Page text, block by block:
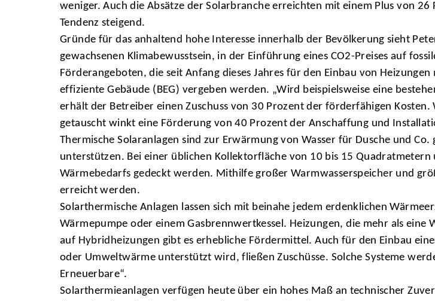
weniger. Auch die Absätze der Solarbranche erreichten mit einem Plus von
Tendenz steigend.
Gründe für das anhaltend hohe Interesse innerhalb der Bevölkerung sieht
gewachsenen Klimabewusstsein, in der Einführung eines CO2-Preises auf
Förderangeboten, die seit Anfang dieses Jahres für den Einbau von
effiziente Gebäude (BEG) vergeben werden. „Wird beispielsweise eine
erhält der Betreiber einen Zuschuss von 30 Prozent der förderfähigen
getauscht winkt eine Förderung von 40 Prozent der Anschaffung und
Thermische Solaranlagen sind zur Erwärmung von Wasser für Dusche und
unterstützen. Bei einer üblichen Kollektorfläche von 10 bis 15 Quadratmetern
Wärmebedarfs gedeckt werden. Mithilfe großer Warmwasserspeicher und
erreicht werden.
Solarthermische Anlagen lassen sich mit beinahe jedem erdenklichen
Wärmepumpe oder einem Gasbrennwertkessel. Heizungen, die mehr als
auf Hybridheizungen gibt es erhebliche Fördermittel. Auch für den Einbau
oder Umweltwärme unterstützt wird, fließen Zuschüsse. Solche Systeme
Erneuerbare“.
Solarthermieanlagen verfügen heute über ein hohes Maß an technischer